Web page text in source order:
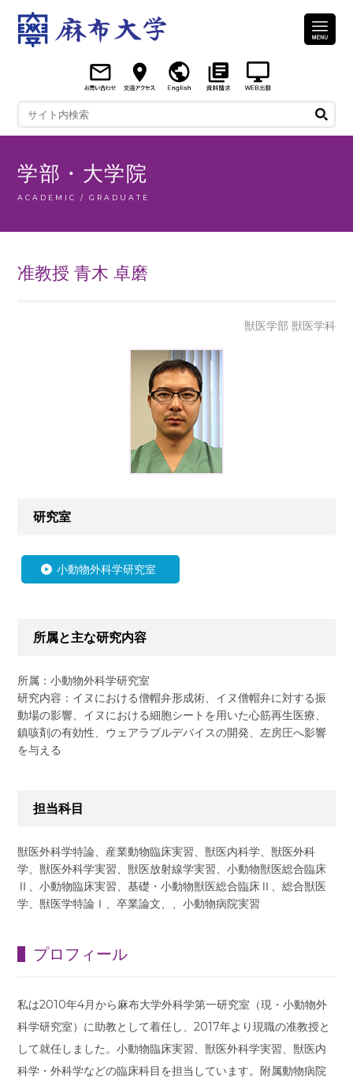
学部・大学院
ACADEMIC / GRADUATE
准教授 青木 卓磨
獣医学部 獣医学科
研究室
小動物外科学研究室
所属と主な研究内容
所属：小動物外科学研究室
研究内容：イヌにおける僧帽弁形成術、イヌ僧帽弁に対する振
動場の影響、イヌにおける細胞シートを用いた心筋再生医療、
鎮咳剤の有効性、ウェアラブルデバイスの開発、左房圧へ影響
を与える
担当科目
獣医外科学特論、産業動物臨床実習、獣医内科学、獣医外科
学、獣医外科学実習、獣医放射線学実習、小動物獣医総合臨床
Ⅱ、小動物臨床実習、基礎・小動物獣医総合臨床Ⅱ、総合獣医
学、獣医学特論Ⅰ、卒業論文、、小動物病院実習
プロフィール
私は2010年4月から麻布大学外科学第一研究室（現・小動物外
科学研究室）に助教として着任し、2017年より現職の准教授と
して就任しました。小動物臨床実習、獣医外科学実習、獣医内
科学・外科学などの臨床科目を担当しています。附属動物病院